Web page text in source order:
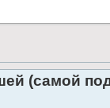
(самой